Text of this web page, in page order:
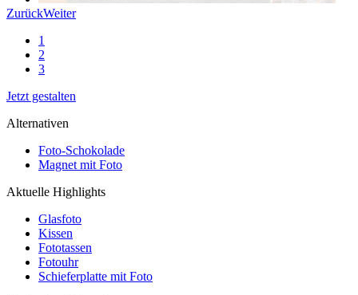
ZurückWeiter
1
2
3
Jetzt gestalten
Alternativen
Foto-Schokolade
Magnet mit Foto
Aktuelle Highlights
Glasfoto
Kissen
Fototassen
Fotouhr
Schieferplatte mit Foto